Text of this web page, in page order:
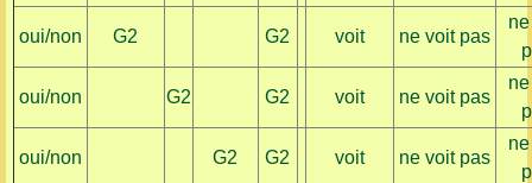
oui/non G2 G2 voit ne voit pas
oui/non G2 G2 voit ne voit pas
oui/non G2 G2 voit ne voit pas